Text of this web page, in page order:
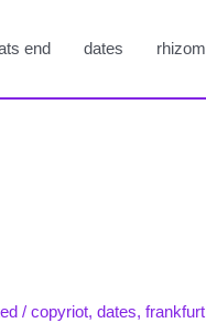
end dates rhizom
/copyriot,dates,frankfurt